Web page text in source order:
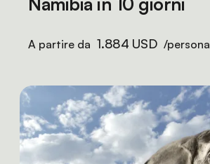
A partire da 1.884 USD /persona